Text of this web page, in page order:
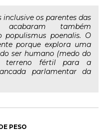
inclusive os parentes das
também
poenalis. O
porque explora uma
ser humano (medo do
terreno fértil para a
parlamentar da
PESO